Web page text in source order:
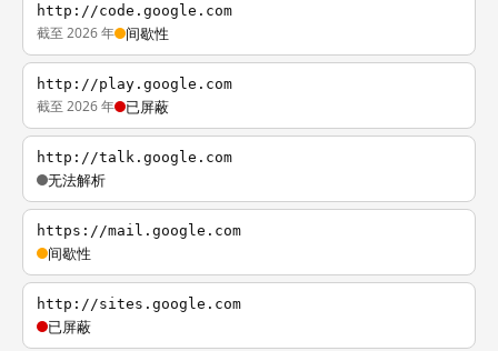
http://code.google.com
截至 2026 年 间歇性
http://play.google.com
截至 2026 年 已屏蔽
http://talk.google.com
无法解析
https://mail.google.com
间歇性
http://sites.google.com
已屏蔽